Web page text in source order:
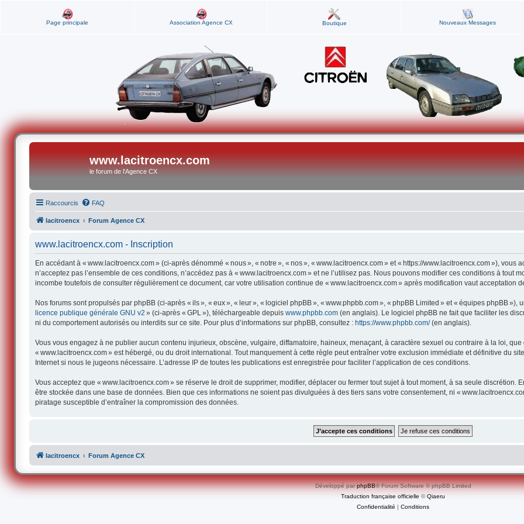
Page principale Association Agence CX Boutique Nouveaux Messages
www.lacitroencx.com
le forum de l'Agence CX
Raccourcis FAQ
lacitroencx Forum Agence CX
www.lacitroencx.com - Inscription
En accédant à « www.lacitroencx.com » (ci-après dénommé « nous », « notre », « nos », « www.lacitroencx.com » et « https://www.lacitroencx.com »),
n’acceptez pas l’ensemble de ces conditions, n’accédez pas à « www.lacitroencx.com » et ne l’utilisez pas. Nous pouvons modifier ces conditions à tout
incombe toutefois de consulter régulièrement ce document, car votre utilisation continue de « www.lacitroencx.com » après modification vaut acceptation
Nos forums sont propulsés par phpBB (ci-après « ils », « eux », « leur », « logiciel phpBB », « www.phpbb.com », « phpBB Limited » et « équipes phpBB
licence publique générale GNU v2 » (ci-après « GPL »), téléchargeable depuiswww.phpbb.com (en anglais). Le logiciel phpBB ne fait que faciliter les
ni du comportement autorisés ou interdits sur ce site. Pour plus d’informations sur phpBB, consultez : https://www.phpbb.com/(en anglais).
Vous vous engagez à ne publier aucun contenu injurieux, obscène, vulgaire, diffamatoire, haineux, menaçant, à caractère sexuel ou contraire à la loi,
« www.lacitroencx.com » est hébergé, ou du droit international. Tout manquement à cette règle peut entraîner votre exclusion immédiate et définitive du
Internet si nous le jugeons nécessaire. L’adresse IP de toutes les publications est enregistrée pour faciliter l’application de ces conditions.
Vous acceptez que « www.lacitroencx.com » se réserve le droit de supprimer, modifier, déplacer ou fermer tout sujet à tout moment, à sa seule discrétion.
être stockée dans une base de données. Bien que ces informations ne soient pas divulguées à des tiers sans votre consentement, ni «
piratage susceptible d’entraîner la compromission des données.
lacitroencx Forum Agence CX
Développé parphpBB® Forum Software © phpBB Limited
Traduction française officielle ©Qiaeru
Confidentialité | Conditions